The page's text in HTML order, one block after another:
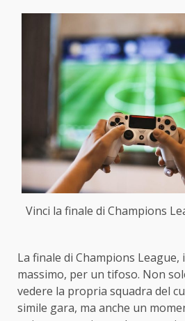
Vinci la finale di Champions
La finale di Champions League,
massimo, per un tifoso. Non
vedere la propria squadra del
simile gara, ma anche un